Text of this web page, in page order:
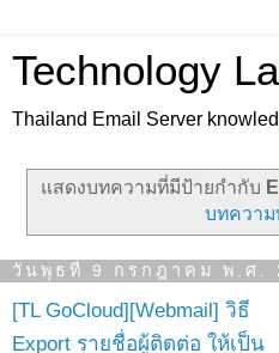
Technology
Thailand Email Server
แสดงบทความที่มีป้ายกำกับ
บทความ
วันพุธที่ 9 กรกฎาคม พ.ศ.
[TL GoCloud][Webmail] วิธี
Export รายชื่อผู้ติดต่อ ให้เป็น